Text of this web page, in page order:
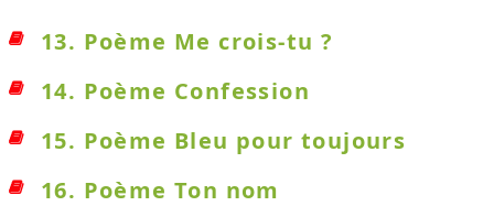
13. Poème Me crois-tu ?
14. Poème Confession
15. Poème Bleu pour toujours
16. Poème Ton nom